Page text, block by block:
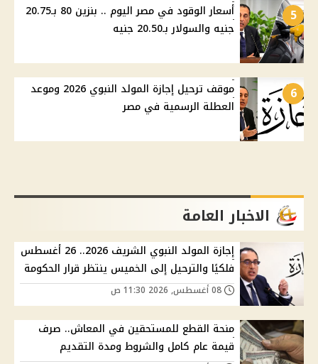
5
أسعار الوقود في مصر اليوم .. بنزين 80 بـ20.75
جنيه والسولار بـ20.50 جنيه
6
موقف ترحيل إجازة المولد النبوي 2026 وموعد
العطلة الرسمية في مصر
الاخبار العامة
إجازة المولد النبوي الشريف 2026.. 26 أغسطس
فلكيًا والترحيل إلى الخميس ينتظر قرار الحكومة
منحة القطع للمستحقين في المعاش.. صرف
قيمة عام كامل والشروط ومدة التقديم